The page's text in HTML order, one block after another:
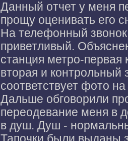
Данный отчет у меня
прощу оценивать его
На телефонный
приветливый.
станция метро-первая
вторая и контрольный
соответствует фото
Дальше обговорили
переодевание меня в
в душ. Душ -